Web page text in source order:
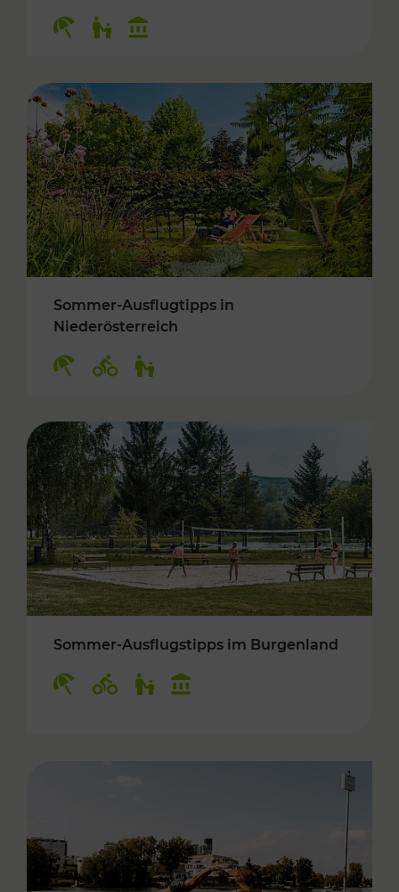
Sommer-Ausflugtipps in
Niederösterreich
Sommer-Ausflugstipps im Burgenland